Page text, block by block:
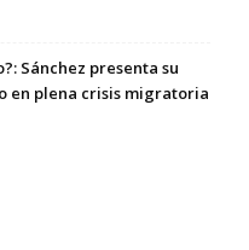
Sánchez presenta su
en plena crisis migratoria